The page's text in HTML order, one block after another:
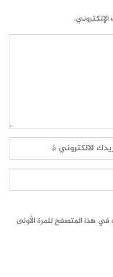
هذا المتصفح للمرة الأولى